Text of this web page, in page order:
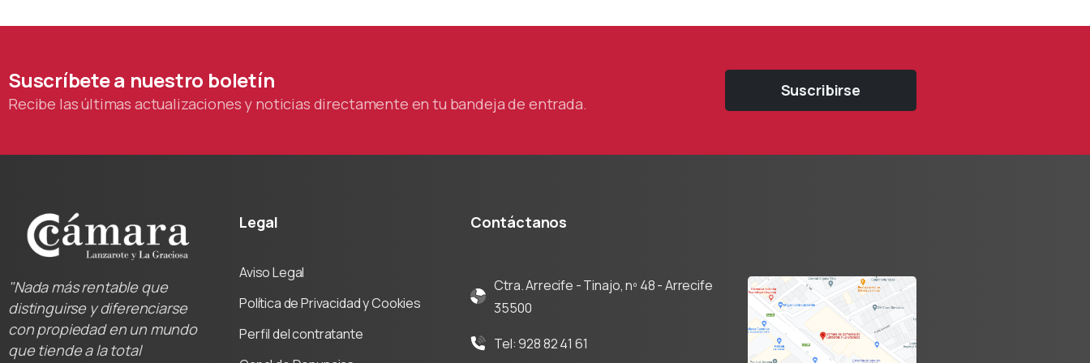
Suscríbetea nuestro boletín
Recibe las últimas actualizaciones y noticias directamente en tu bandeja de entrada.
Suscribirse
"Nada más rentable que
distinguirse y diferenciarse
con propiedad en un mundo
que tiende a la total
Legal
Aviso Legal
Política de Privacidad y Cookies
Perfil del contratante
Contáctanos
Ctra. Arrecife - Tinajo, nº 48 - Arrecife
35500
Tel: 928 82 41 61